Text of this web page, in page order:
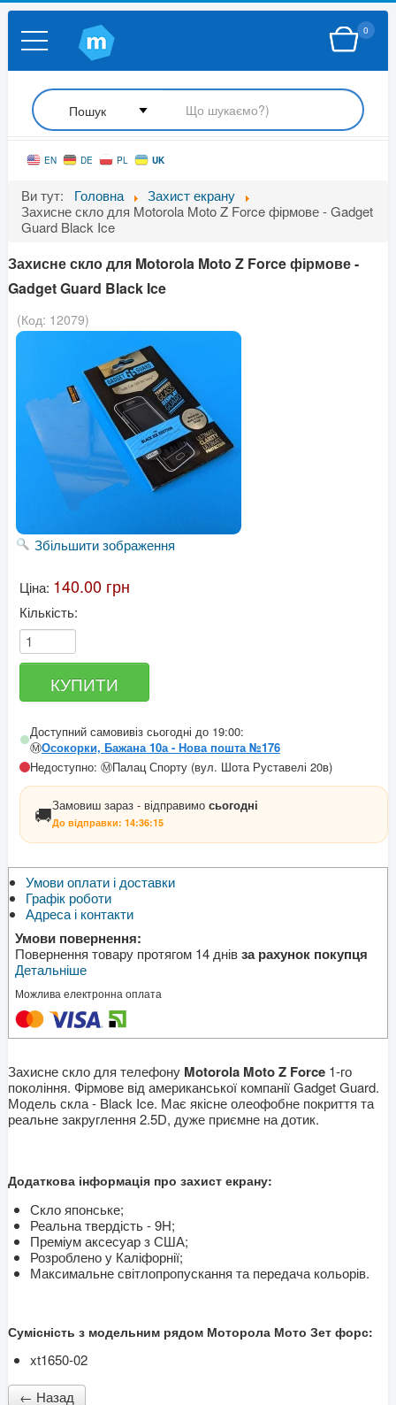
0
EN DE PL UK
Ви тут: Головна
Захист екрану
Захисне скло для Motorola Moto Z Force фірмове - Gadget
Guard Black Ice
Захисне скло для Motorola Moto Z Force фірмове -
Gadget Guard Black Ice
(Код: 12079)
Збільшити зображення
Ціна: 140.00 грн
Кількість:
Доступний самовивіз сьогодні до 19:00:
Ⓜ️Осокорки, Бажана 10а - Нова пошта №176
Недоступно: Ⓜ️Палац Спорту (вул. Шота Руставелі 20в)
🚚Замовиш зараз - відправимо сьогодні
До відправки: 14:36:15
Умови оплати і доставки
Графік роботи
Адреса і контакти
Умови повернення:
Повернення товару протягом 14 днівза рахунок покупця
Детальніше
Можлива електронна оплата
Захисне скло для телефону Motorola Moto Z Force 1-го
покоління. Фірмове від американської компанії Gadget Guard.
Модель скла - Black Ice. Має якісне олеофобне покриття та
реальне закруглення 2.5D, дуже приємне на дотик.
Додаткова інформація про захист екрану:
Скло японське;
Реальна твердість - 9H;
Преміум аксесуар з США;
Розроблено у Каліфорнії;
Максимальне світлопропускання та передача кольорів.
Сумісність з модельним рядом Моторола Мото Зет форс:
xt1650-02